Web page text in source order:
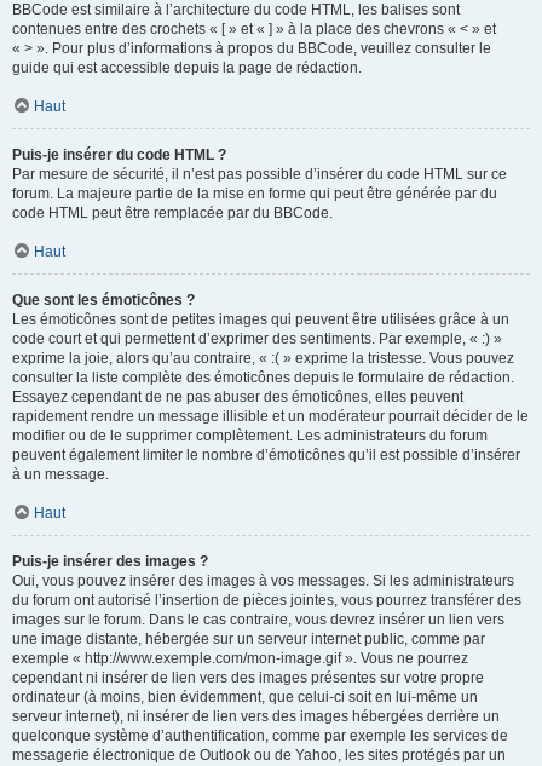
BBCode est similaire à l’architecture du code HTML, les balises sont
contenues entre des crochets « [ » et « ] » à la place des chevrons « < » et
« > ». Pour plus d’informations à propos du BBCode, veuillez consulter le
guide qui est accessible depuis la page de rédaction.
Haut
Puis-je insérer du code HTML ?
Par mesure de sécurité, il n’est pas possible d’insérer du code HTML sur ce
forum. La majeure partie de la mise en forme qui peut être générée par du
code HTML peut être remplacée par du BBCode.
Haut
Que sont les émoticônes ?
Les émoticônes sont de petites images qui peuvent être utilisées grâce à un
code court et qui permettent d’exprimer des sentiments. Par exemple, « :) »
exprime la joie, alors qu’au contraire, « :( » exprime la tristesse. Vous pouvez
consulter la liste complète des émoticônes depuis le formulaire de rédaction.
Essayez cependant de ne pas abuser des émoticônes, elles peuvent
rapidement rendre un message illisible et un modérateur pourrait décider de le
modifier ou de le supprimer complètement. Les administrateurs du forum
peuvent également limiter le nombre d’émoticônes qu’il est possible d’insérer
à un message.
Haut
Puis-je insérer des images ?
Oui, vous pouvez insérer des images à vos messages. Si les administrateurs
du forum ont autorisé l’insertion de pièces jointes, vous pourrez transférer des
images sur le forum. Dans le cas contraire, vous devrez insérer un lien vers
une image distante, hébergée sur un serveur internet public, comme par
exemple « http://www.exemple.com/mon-image.gif ». Vous ne pourrez
cependant ni insérer de lien vers des images présentes sur votre propre
ordinateur (à moins, bien évidemment, que celui-ci soit en lui-même un
serveur internet), ni insérer de lien vers des images hébergées derrière un
quelconque système d’authentification, comme par exemple les services de
messagerie électronique de Outlook ou de Yahoo, les sites protégés par un